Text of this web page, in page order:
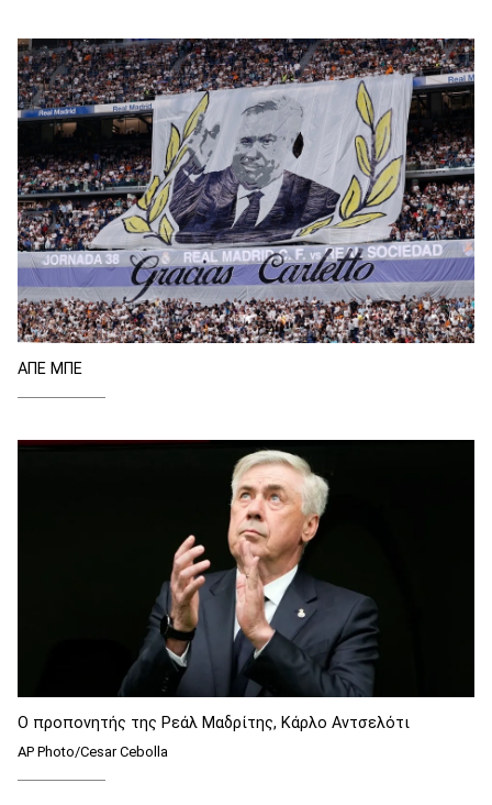
ΑΠΕ ΜΠΕ
Ο προπονητής της Ρεάλ Μαδρίτης, Κάρλο Αντσελότι
AP Photo/Cesar Cebolla